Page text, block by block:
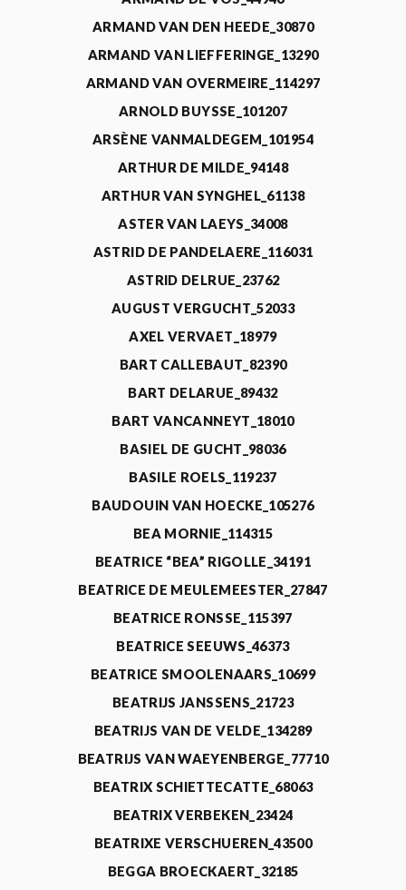
ARMAND VAN DEN HEEDE_30870
ARMAND VAN LIEFFERINGE_13290
ARMAND VAN OVERMEIRE_114297
ARNOLD BUYSSE_101207
ARSÈNE VANMALDEGEM_101954
ARTHUR DE MILDE_94148
ARTHUR VAN SYNGHEL_61138
ASTER VAN LAEYS_34008
ASTRID DE PANDELAERE_116031
ASTRID DELRUE_23762
AUGUST VERGUCHT_52033
AXEL VERVAET_18979
BART CALLEBAUT_82390
BART DELARUE_89432
BART VANCANNEYT_18010
BASIEL DE GUCHT_98036
BASILE ROELS_119237
BAUDOUIN VAN HOECKE_105276
BEA MORNIE_114315
BEATRICE “BEA” RIGOLLE_34191
BEATRICE DE MEULEMEESTER_27847
BEATRICE RONSSE_115397
BEATRICE SEEUWS_46373
BEATRICE SMOOLENAARS_10699
BEATRIJS JANSSENS_21723
BEATRIJS VAN DE VELDE_134289
BEATRIJS VAN WAEYENBERGE_77710
BEATRIX SCHIETTECATTE_68063
BEATRIX VERBEKEN_23424
BEATRIXE VERSCHUEREN_43500
BEGGA BROECKAERT_32185